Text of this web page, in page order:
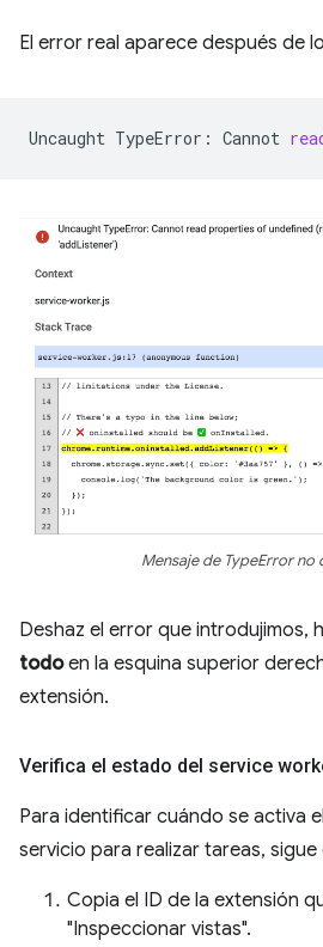
El error real aparece después de
Uncaught TypeError: Cannot
Mensaje de TypeError no
Deshaz el error que introdujimos,
todoen la esquina superior
extensión.
Verifica el estado del service
Para identificar cuándo se activa
servicio para realizar tareas,
Copia el ID de la extensión
"Inspeccionar vistas".